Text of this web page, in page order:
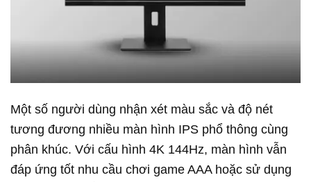
Một số người dùng nhận xét màu sắc và độ nét
tương đương nhiều màn hình IPS phổ thông cùng
phân khúc. Với cấu hình 4K 144Hz, màn hình vẫn
đáp ứng tốt nhu cầu chơi game AAA hoặc sử dụng